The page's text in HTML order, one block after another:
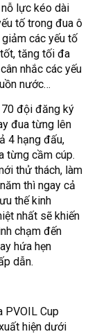
lực kéo dài
tố trong đua ô
các yếu tố
tăng tối đa
nhắc các yếu
nước…
70 đội đăng ký
đua từng lên
4 hạng đấu,
từng cầm cúp.
thử thách, làm
thì ngay cả
thế kinh
nhất sẽ khiến
chạm đến
hứa hẹn
dẫn.
PVOIL Cup
hiện dưới